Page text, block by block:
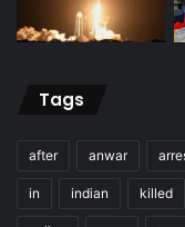
Tags
after anwar
in indian killed